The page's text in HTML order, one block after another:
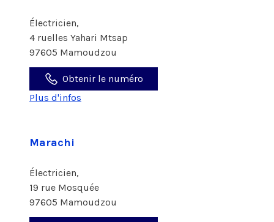
Électricien,
4 ruelles Yahari Mtsap
97605 Mamoudzou
Obtenir le numéro
Plus d'infos
Marachi
Électricien,
19 rue Mosquée
97605 Mamoudzou